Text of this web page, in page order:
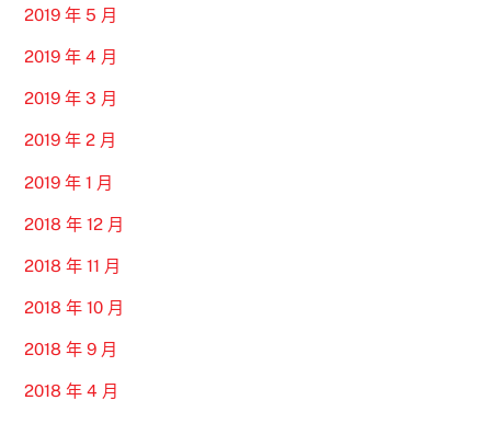
2019 年 5 月
2019 年 4 月
2019 年 3 月
2019 年 2 月
2019 年 1 月
2018 年 12 月
2018 年 11 月
2018 年 10 月
2018 年 9 月
2018 年 4 月